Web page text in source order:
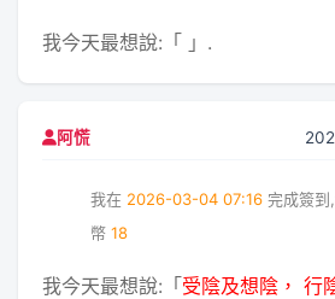
我今天最想說:「 」.
阿慌
我在 2026-03-04 07:16 完成簽到
幣 18
我今天最想說:「受陰及想陰， 行